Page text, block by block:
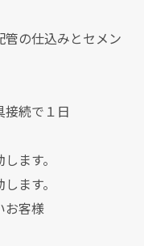
の仕込みとセメン
続で１日
ます。
ます。
お客様